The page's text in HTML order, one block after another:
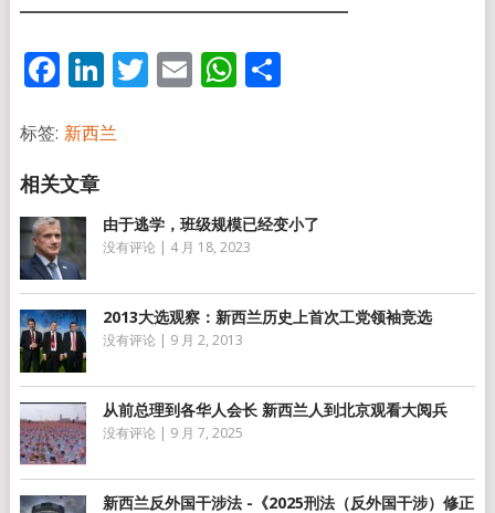
Facebook
LinkedIn
Twitter
EmailWhatsApp
分
标签: 新西兰
由于逃学，班级规模已经变小了
没有评论 | 4 月 18, 2023
2013大选观察：新西兰历史上首次工党领袖竞选
没有评论 | 9 月 2, 2013
从前总理到各华人会长 新西兰人到北京观看大阅兵
没有评论 | 9 月 7, 2025
新西兰反外国干涉法 -《2025刑法（反外国干涉）修正